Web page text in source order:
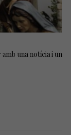
una notícia i un